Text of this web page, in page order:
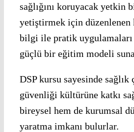
sağlığını koruyacak yetkin
yetiştirmek için düzenlenen
bilgi ile pratik
güçlü bir eğitim modeli
DSP kursu sayesinde sağlık
güvenliği kültürüne katkı
bireysel hem de kurumsal
yaratma imkanı bulurlar.